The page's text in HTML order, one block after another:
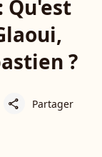
Qu'est
?
share Partager